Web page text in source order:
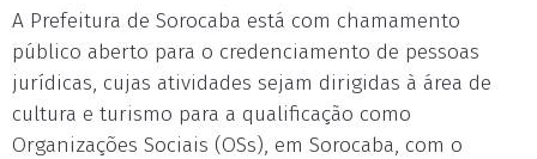
A Prefeitura de Sorocaba está com chamamento
público aberto para o credenciamento de pessoas
jurídicas, cujas atividades sejam dirigidas à área de
cultura e turismo para a qualificação como
Organizações Sociais (OSs), em Sorocaba, com o